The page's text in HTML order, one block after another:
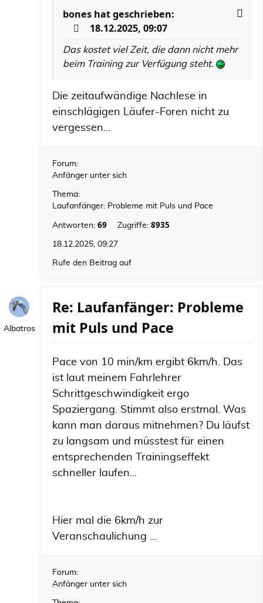
bones hat geschrieben:
18.12.2025, 09:07
Das kostet viel Zeit, die dann nicht mehr
beim Training zur Verfügung steht.
Die zeitaufwändige Nachlese in
einschlägigen Läufer-Foren nicht zu
vergessen...
Forum:
Anfänger unter sich
Thema:
Laufanfänger: Probleme mit Puls und Pace
Antworten: 69 Zugriffe: 8935
18.12.2025, 09:27
Rufe den Beitrag auf
Albatros
Re: Laufanfänger: Probleme
mit Puls und Pace
Pace von 10 min/km ergibt 6km/h. Das
ist laut meinem Fahrlehrer
Schrittgeschwindigkeit ergo
Spaziergang. Stimmt also erstmal. Was
kann man daraus mitnehmen? Du läufst
zu langsam und müsstest für einen
entsprechenden Trainingseffekt
schneller laufen...
Hier mal die 6km/h zur
Veranschaulichung ...
Forum:
Anfänger unter sich